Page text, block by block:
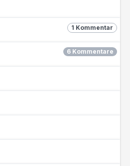
1 Kommentar
6 Kommentare